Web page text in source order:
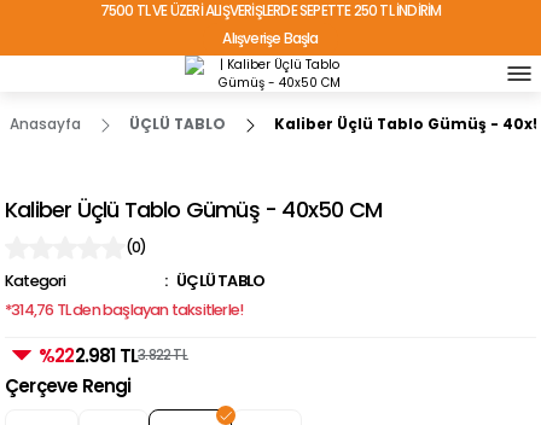
7500 TL VE ÜZERİ ALIŞVERİŞLERDE SEPETTE 250 TL İNDİRİM
Alışverişe Başla
TÜRKİYE'NİN HER YERİNE ÜCRETSİZ KARGO!
Anasayfa ÜÇLÜ TABLO Kaliber Üçlü Tablo Gümüş -
Kaliber Üçlü Tablo Gümüş - 40x50 CM
(0)
Kategori
ÜÇLÜ TABLO
*314,76 TL den başlayan taksitlerle!
%222.981 TL3.822 TL
Çerçeve Rengi